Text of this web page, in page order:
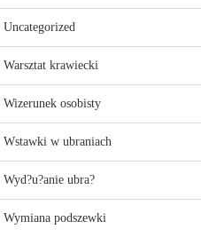
Uncategorized
Warsztat krawiecki
Wizerunek osobisty
Wstawki w ubraniach
Wyd?u?anie ubra?
Wymiana podszewki